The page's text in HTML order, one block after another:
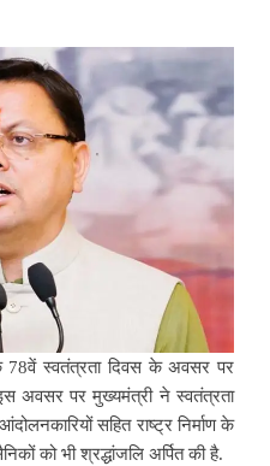
78वें स्वतंत्रता दिवस के अवसर पर
अवसर पर मुख्यमंत्री ने स्वतंत्रता
सहित राष्ट्र निर्माण के
को भी श्रद्धांजलि अर्पित की है.